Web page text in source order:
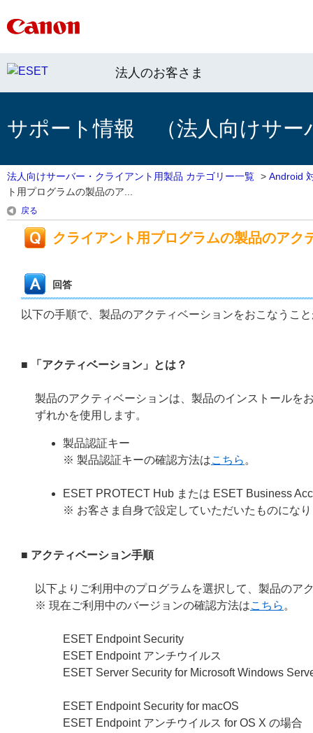
法人のお客さま
サポート情報 （法人向けサー
法人向けサーバー・クライアント用製品 カテゴリー一覧 > Android
ト用プログラムの製品のア...
戻る
クライアント用プログラムの製品のアク
回答
以下の手順で、製品のアクティベーションをおこなうこ
■ 「アクティベーション」とは？
製品のアクティベーションは、製品のインストールを
ずれかを使用します。
製品認証キー
※ 製品認証キーの確認方法はこちら 。
ESET PROTECT Hub または ESET Business
※ お客さま自身で設定していただいたものにな
■ アクティベーション手順
以下よりご利用中のプログラムを選択して、製品のア
※ 現在ご利用中のバージョンの確認方法はこちら 。
ESET Endpoint Security
ESET Endpoint アンチウイルス
ESET Server Security for Microsoft Windows
ESET Endpoint Security for macOS
ESET Endpoint アンチウイルス for OS X の場合